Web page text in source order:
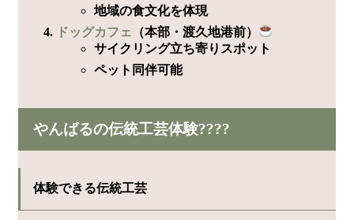
地域の食文化を体現
ドッグカフェ
（本部・渡久地港前）
サイクリング立ち寄りスポット
ペット同伴可能
やんばるの伝統工芸体験????
体験できる伝統工芸